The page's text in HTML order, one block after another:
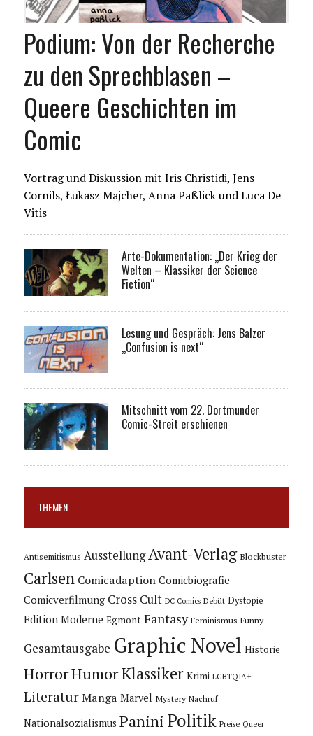
Podium: Von der Recherche
zu den Sprechblasen –
Queere Geschichten im
Comic
Vortrag und Diskussion mit Iris Christidi, Jens
Cornils, Łukasz Majcher, Anna Paßlick und Luca De
Vitis
Arte-Dokumentation: „Der Krieg der
Welten – Klassiker der Science
Fiction“
Lesung und Gespräch: Jens Balzer
„Confusion is next“
Mitschnitt vom 22. Dortmunder
Comic-Streit erschienen
THEMEN
Antisemitismus Ausstellung Avant-Verlag Blockbuster
Carlsen Comicadaption Comicbiografie
Comicverfilmung Cross Cult DC Comics Debüt Dystopie
Edition Moderne Egmont Fantasy Feminismus Funny
Gesamtausgabe Graphic Novel Historie
HorrorHumorKlassiker Krimi LGBTQIA+
Literatur Manga Marvel Mystery Nachruf
Nationalsozialismus Panini Politik Preise Queer